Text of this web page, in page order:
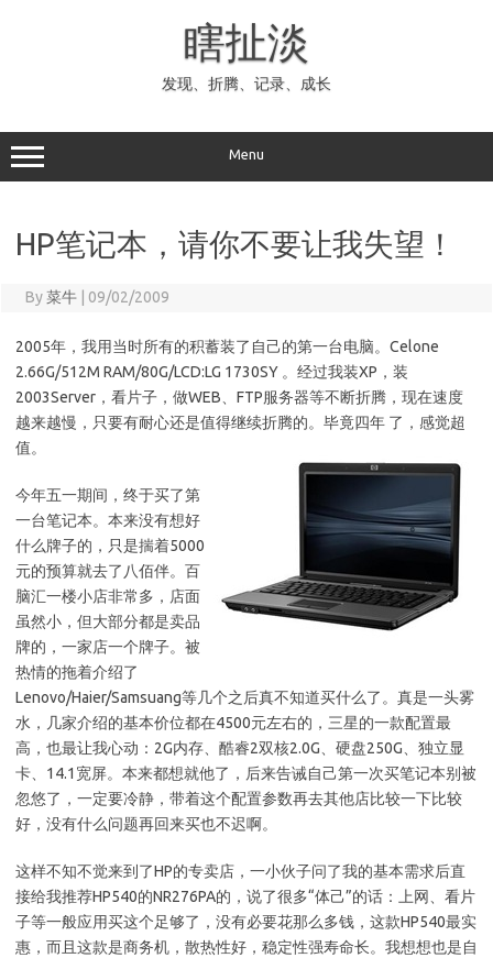
瞎扯淡
发现、折腾、记录、成长
Menu
HP笔记本，请你不要让我失望！
By菜牛 09/02/2009
2005年，我用当时所有的积蓄装了自己的第一台电脑。Celone
2.66G/512M RAM/80G/LCD:LG 1730SY 。经过我装XP，装
2003Server，看片子，做WEB、FTP服务器等不断折腾，现在速度
越来越慢，只要有耐心还是值得继续折腾的。毕竟四年 了，感觉超
值。
今年五一期间，终于买了第
一台笔记本。本来没有想好
什么牌子的，只是揣着5000
元的预算就去了八佰伴。百
脑汇一楼小店非常多，店面
虽然小，但大部分都是卖品
牌的，一家店一个牌子。被
热情的拖着介绍了
Lenovo/Haier/Samsuang等几个之后真不知道买什么了。真是一头雾
水，几家介绍的基本价位都在4500元左右的，三星的一款配置最
高，也最让我心动：2G内存、酷睿2双核2.0G、硬盘250G、独立显
卡、14.1宽屏。本来都想就他了，后来告诫自己第一次买笔记本别被
忽悠了，一定要冷静，带着这个配置参数再去其他店比较一下比较
好，没有什么问题再回来买也不迟啊。
这样不知不觉来到了HP的专卖店，一小伙子问了我的基本需求后直
接给我推荐HP540的NR276PA的，说了很多“体己”的话：上网、看片
子等一般应用买这个足够了，没有必要花那么多钱，这款HP540最实
惠，而且这款是商务机，散热性好，稳定性强寿命长。我想想也是自